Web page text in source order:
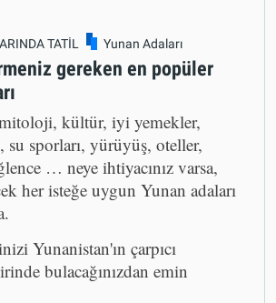
TATİL Yunan Adaları
gereken en popüler
kültür, iyi yemekler,
su sporları, yürüyüş, oteller,
… neye ihtiyacınız varsa,
her isteğe uygun Yunan adaları
Yunanistan'ın çarpıcı
bulacağınızdan emin